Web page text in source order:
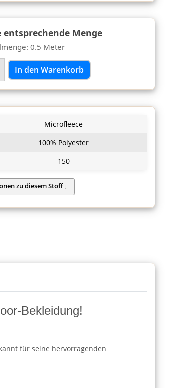
Menge
0.5 Meter
In den Warenkorb
Microfleece
100% Polyester
150
Bekleidung!
für seine hervorragenden